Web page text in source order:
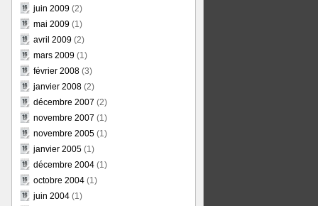
juin 2009 (2)
mai 2009 (1)
avril 2009 (2)
mars 2009 (1)
février 2008 (3)
janvier 2008 (2)
décembre 2007 (2)
novembre 2007 (1)
novembre 2005 (1)
janvier 2005 (1)
décembre 2004 (1)
octobre 2004 (1)
juin 2004 (1)